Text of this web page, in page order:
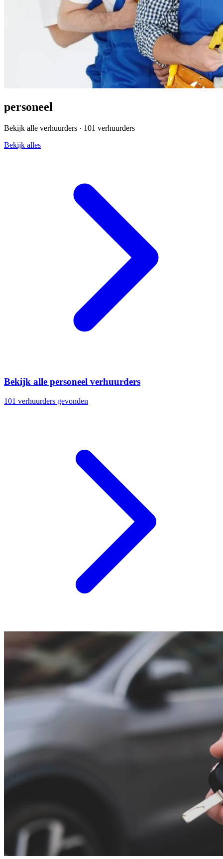
personeel
Bekijk alle verhuurders · 101 verhuurders
Bekijk alles
Bekijk alle personeel verhuurders
101 verhuurders gevonden